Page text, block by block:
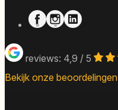
reviews: 4,9 / 5
Bekijk onze beoordelingen